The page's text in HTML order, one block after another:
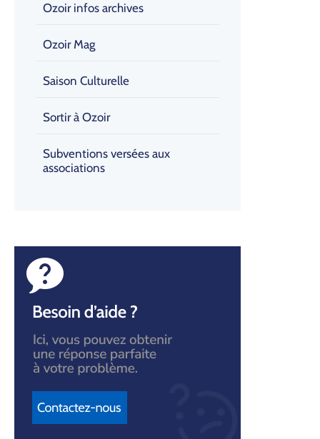
Ozoir infos archives
Ozoir Mag
Saison Culturelle
Sortir à Ozoir
Subventions versées aux
associations